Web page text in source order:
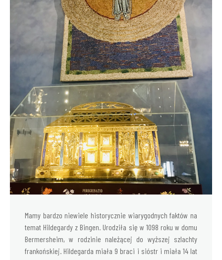
Mamy bardzo niewiele historycznie wiarygodnych faktów na
temat Hildegardy z Bingen. Urodziła się w 1098 roku w domu
Bermersheim, w rodzinie należącej do wyższej szlachty
frankońskiej. Hildegarda miała 9 braci i sióstr i miała 14 lat